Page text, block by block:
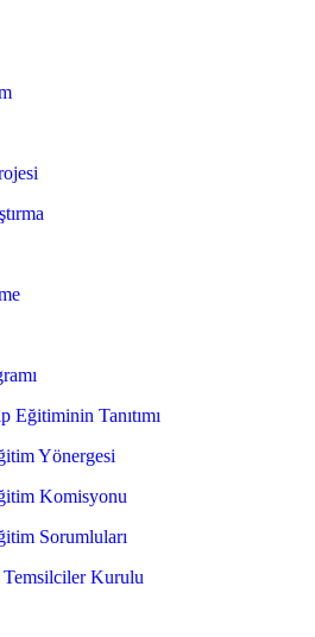
Eğitiminin Tanıtımı
Yönergesi
Komisyonu
Sorumluları
Temsilciler Kurulu